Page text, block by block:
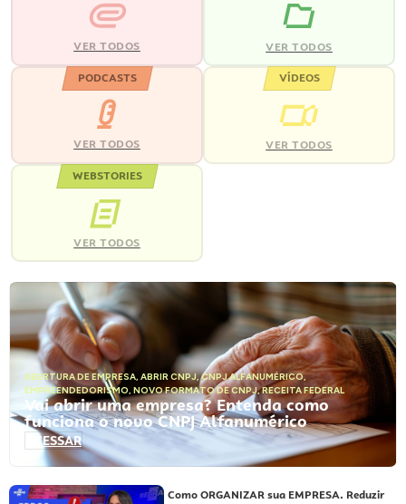
VER TODOS VER TODOS
PODCASTS
VER TODOS
VÍDEOS
VER TODOS
WEBSTORIES
VER TODOS
ABERTURA DE EMPRESA, ABRIR CNPJ,CNPJ ALFANUMÉRICO,
EMPREENDEDORISMO, NOVO FORMATO DE CNPJ,RECEITA FEDERAL
Vai abrir uma empresa? Entenda como
funciona o novo CNPJ Alfanumérico
ACESSAR
Como ORGANIZAR sua EMPRESA. Reduzir